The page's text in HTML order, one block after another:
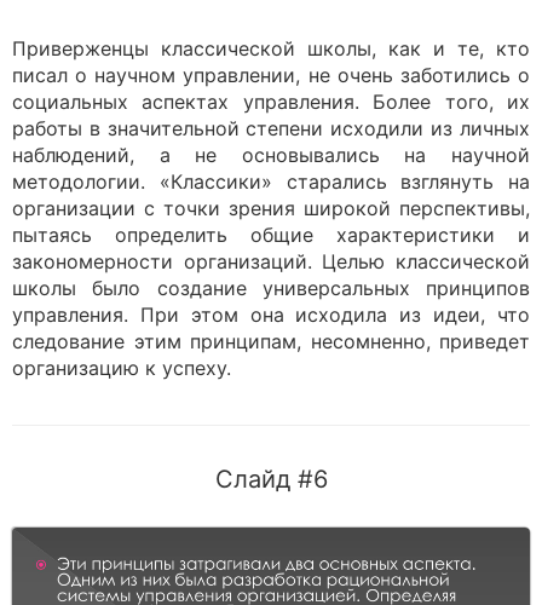
Приверженцы классической школы, как и те, кто
писал о научном управлении, не очень заботились о
социальных аспектах управления. Более того, их
работы в значительной степени исходили из личных
наблюдений, а не основывались на научной
методологии. «Классики» старались взглянуть на
организации с точки зрения широкой перспективы,
пытаясь определить общие характеристики и
закономерности организаций. Целью классической
школы было создание универсальных принципов
управления. При этом она исходила из идеи, что
следование этим принципам, несомненно, приведет
организацию к успеху.
Слайд #6